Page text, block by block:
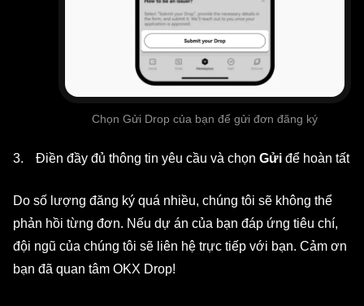
Chọn Gửi Drop của bạn để gửi đơn đăng ký
Điền đầy đủ thông tin yêu cầu và chọn Gửi để hoàn tất
Do số lượng đăng ký quá nhiều, chúng tôi sẽ không thể
phản hồi từng đơn. Nếu dự án của bạn đáp ứng tiêu chí,
đội ngũ của chúng tôi sẽ liên hệ trực tiếp với bạn. Cảm ơn
bạn đã quan tâm OKX Drop!